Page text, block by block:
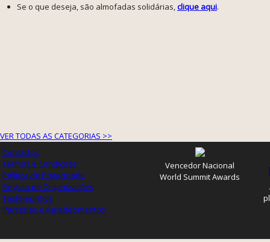
Se o que deseja, são almofadas solidárias, clique aqui.
VER TODAS AS CATEGORIAS >>
Contactos
Termos e Condições
Política de Privacidade
Registo de Organizações
Testemunhos
Parcerias e Agradecimentos
Vencedor Nacional
World Summit Awards